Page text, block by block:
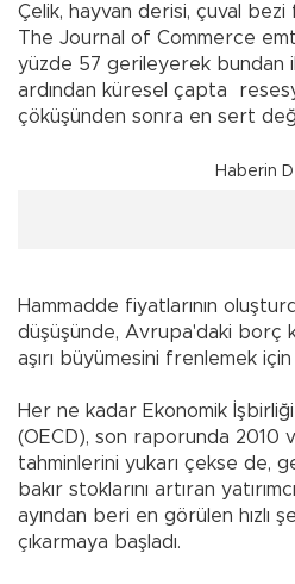
Çelik, hayvan derisi, çuval bezi
The Journal of Commerce
yüzde 57 gerileyerek bundan
ardından küresel çapta
çöküşünden sonra en sert
Haberin
Hammadde fiyatlarının
düşüşünde, Avrupa'daki borç
aşırı büyümesini frenlemek
Her ne kadar Ekonomik
(OECD), son raporunda 2010
tahminlerini yukarı çekse de,
bakır stoklarını artıran
ayından beri en görülen hızlı
çıkarmaya başladı.